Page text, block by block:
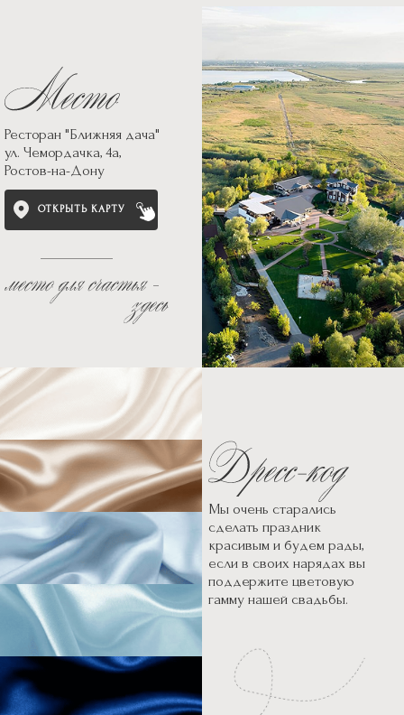
ОТКРЫТЬ КАРТУ
Ресторан "Ближняя дача"
ул. Чемордачка, 4а,
Ростов-на-Дону
Мы очень старались
сделать праздник
красивым и будем рады,
если в своих нарядах вы
поддержите цветовую
гамму нашей свадьбы.